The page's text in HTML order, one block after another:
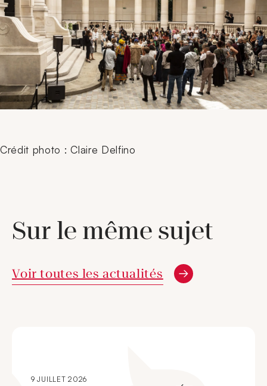
Crédit photo : Claire Delfino
Sur le même sujet
Voir toutes les actualités
9 JUILLET 2026